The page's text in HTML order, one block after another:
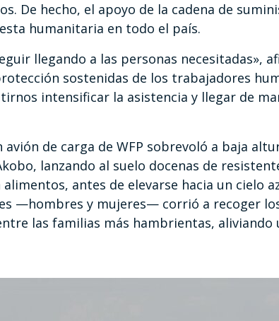
De hecho, el apoyo de la cadena de
humanitaria en todo el país.
llegando a las personas necesitadas»,
sostenidas de los trabajadores
intensificar la asistencia y llegar de
avión de carga de WFP sobrevoló a baja
lanzando al suelo docenas de
antes de elevarse hacia un cielo
—hombres y mujeres— corrió a recoger
las familias más hambrientas,